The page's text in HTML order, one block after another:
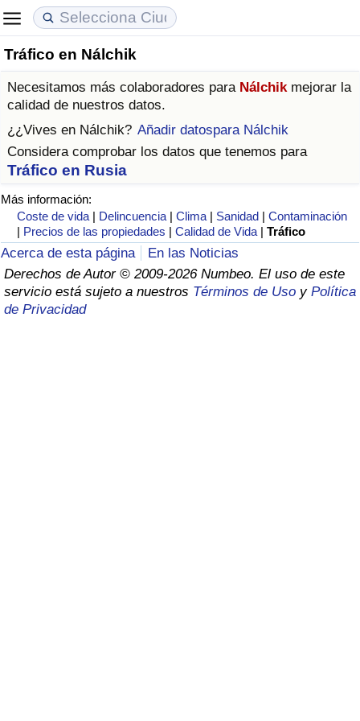
Tráfico en Nálchik
Necesitamos más colaboradores para Nálchik mejorar la
calidad de nuestros datos.
¿¿Vives en Nálchik? Añadir datospara Nálchik
Considera comprobar los datos que tenemos para
Tráfico en Rusia
Más información:
Coste de vida | Delincuencia |Clima | Sanidad |Contaminación
| Precios de las propiedades |Calidad de Vida |Tráfico
Acerca de esta página
En las Noticias
Derechos de Autor © 2009-2026 Numbeo. El uso de este
servicio está sujeto a nuestros Términos de Uso y Política
de Privacidad
Coste de vida
Índice de Costo de Vida (Actual)
Índice de Costo de Vida
Índice de costo de vida por país
en aqaba
Precios de las propiedades
Índice de Precios de Inmuebles (Actual)
Índice de Precios de Inmuebles
Índice de Precios de Inmuebles por País
Calidad de Vida
Índice de Calidad de Vida
Índice de Calidad de Vida (Actual)
Índice de calidad de vida por país
Delincuencia
Calificación del Índice de Criminalidad
(Actual)